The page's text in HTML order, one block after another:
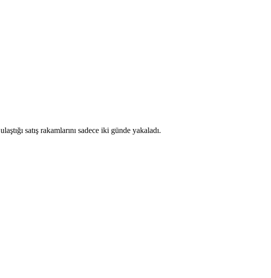
satış rakamlarını sadece iki günde yakaladı.